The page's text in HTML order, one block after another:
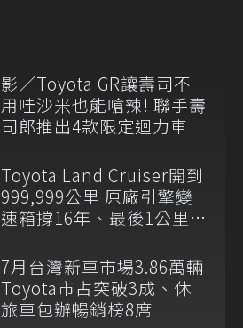
影／Toyota GR讓壽司不
用哇沙米也能嗆辣! 聯手壽
司郎推出4款限定迴力車
Toyota Land Cruiser開到
999,999公里 原廠引擎變
速箱撐16年、最後1公里留
7月台灣新車市場3.86萬輛
Toyota市占突破3成、休
旅車包辦暢銷榜8席